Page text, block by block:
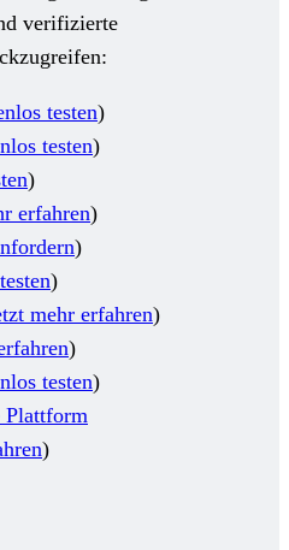
verifizierte
testen)
testen)
)
erfahren)
)
)
mehr erfahren)
)
testen)
)